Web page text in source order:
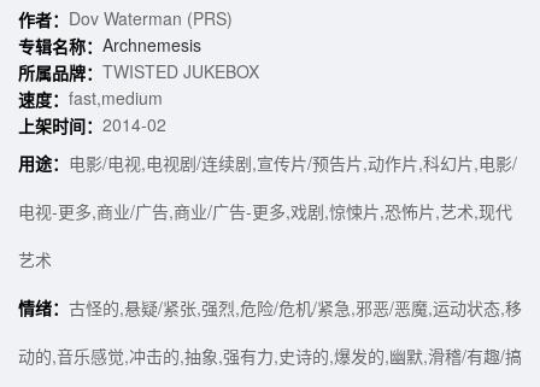
作者： Dov Waterman (PRS)
专辑名称： Archnemesis
所属品牌： TWISTED JUKEBOX
速度： fast,medium
上架时间： 2014-02
用途： 电影/电视,电视剧/连续剧,宣传片/预告片,动作片,科幻片,电影/
电视-更多,商业/广告,商业/广告-更多,戏剧,惊悚片,恐怖片,艺术,现代
艺术
情绪： 古怪的,悬疑/紧张,强烈,危险/危机/紧急,邪恶/恶魔,运动状态,移
动的,音乐感觉,冲击的,抽象,强有力,史诗的,爆发的,幽默,滑稽/有趣/搞